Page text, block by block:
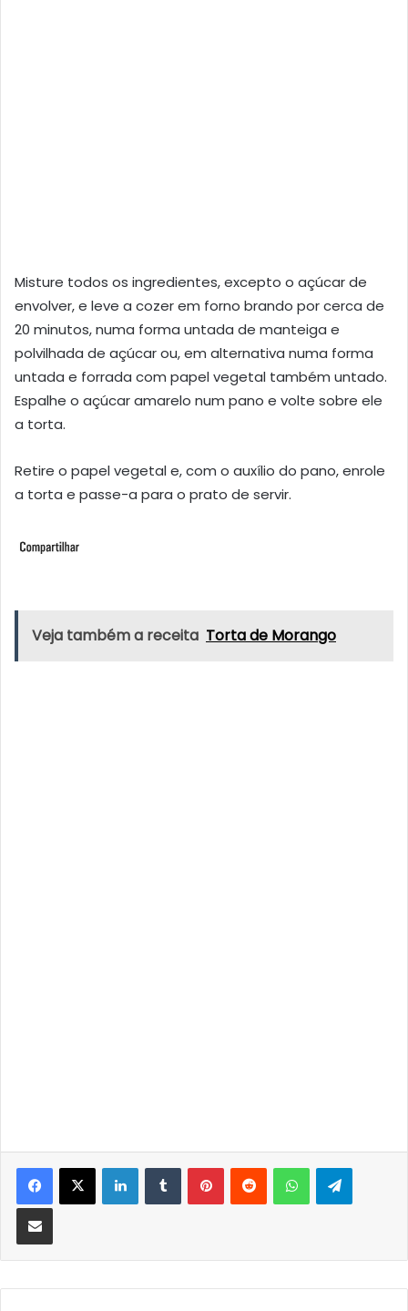
Misture todos os ingredientes, excepto o açúcar de
envolver, e leve a cozer em forno brando por cerca de
20 minutos, numa forma untada de manteiga e
polvilhada de açúcar ou, em alternativa numa forma
untada e forrada com papel vegetal também untado.
Espalhe o açúcar amarelo num pano e volte sobre ele
a torta.
Retire o papel vegetal e, com o auxílio do pano, enrole
a torta e passe-a para o prato de servir.
Veja também a receita Torta de Morango
LinkedInTumblrPinterestReddit WhatsApp
Partilhar Via Email